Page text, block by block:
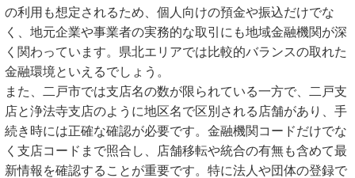
の利用も想定されるため、個人向けの預金や振込だけでな
く、地元企業や事業者の実務的な取引にも地域金融機関が深
く関わっています。県北エリアでは比較的バランスの取れた
金融環境といえるでしょう。
また、二戸市では支店名の数が限られている一方で、二戸支
店と浄法寺支店のように地区名で区別される店舗があり、手
続き時には正確な確認が必要です。金融機関コードだけでな
く支店コードまで照合し、店舗移転や統合の有無も含めて最
新情報を確認することが重要です。特に法人や団体の登録で